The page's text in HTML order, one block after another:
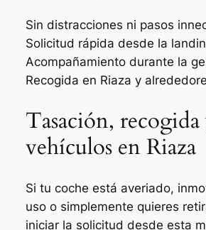
Sin distracciones ni pasos
Solicitud rápida desde la
Acompañamiento durante la
Recogida en Riaza y
Tasación, recogida
vehículos en Riaza
Si tu coche está averiado,
uso o simplemente quieres
iniciar la solicitud desde esta